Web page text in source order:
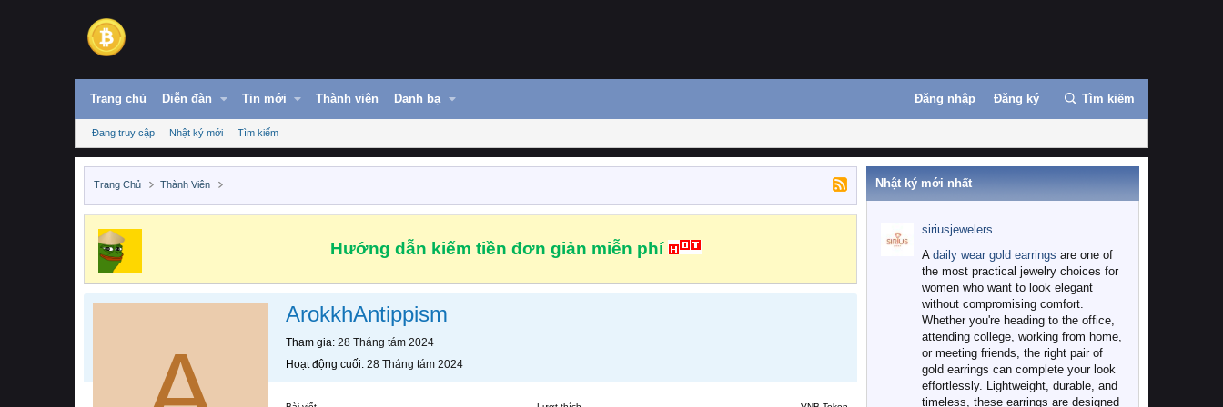
Trang chủ Diễn đàn Tin mới Thành viên Danh bạ Đăng nhập Đăng ký Tìm kiếm
Đang truy cập Nhật ký mới Tìm kiếm
Trang Chủ Thành Viên
Hướng dẫn kiếm tiền đơn giản miễn phí
ArokkhAntippism
Tham gia 28 Tháng tám 2024
Hoạt động cuối 28 Tháng tám 2024
Nhật ký mới nhất
siriusjewelers
A daily wear gold earrings are one of
the most practical jewelry choices for
women who want to look elegant
without compromising comfort.
Whether you're heading to the office,
attending college, working from home,
or meeting friends, the right pair of
gold earrings can complete your look
effortlessly. Lightweight, durable, and
timeless, these earrings are designed